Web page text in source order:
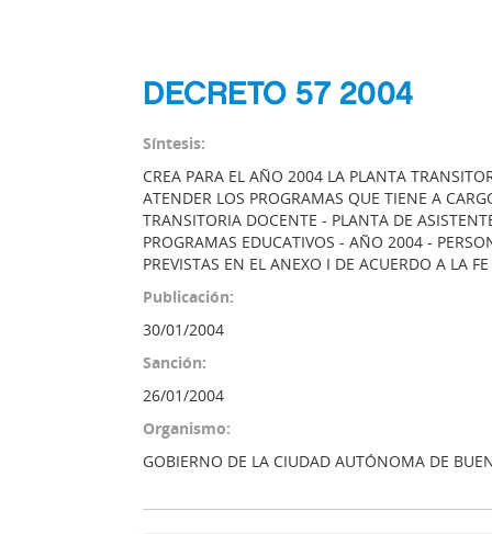
DECRETO 57 2004
Síntesis:
CREA PARA EL AÑO 2004 LA PLANTA
ATENDER LOS PROGRAMAS QUE TIENE A
TRANSITORIA DOCENTE - PLANTA DE
PROGRAMAS EDUCATIVOS - AÑO 2004 -
PREVISTAS EN EL ANEXO I DE ACUERDO A LA
Publicación:
30/01/2004
Sanción:
26/01/2004
Organismo:
GOBIERNO DE LA CIUDAD AUTÓNOMA DE